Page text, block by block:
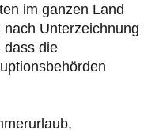
im ganzen Land
Unterzeichnung
dass die